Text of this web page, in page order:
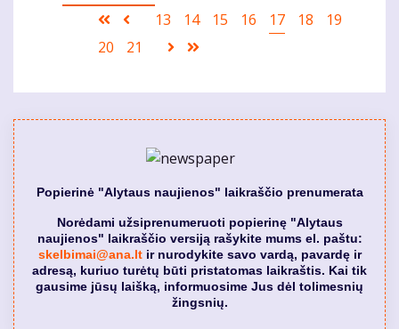
Pagination
First
page
Ankstesnis
puslapis
Puslapis
13 Puslapis
14 Puslapis
15 Puslapis
16
Current
17 Puslapis
18 Puslapis
19
Puslapis
20 Puslapis
21
Sekantis
Popierinė "Alytaus naujienos" laikraščio prenumerata
Norėdami užsiprenumeruoti popierinę "Alytaus
naujienos" laikraščio versiją rašykite mums el. paštu:
skelbimai@ana.ltir nurodykite savo vardą, pavardę ir
adresą, kuriuo turėtų būti pristatomas laikraštis. Kai tik
gausime jūsų laišką, informuosime Jus dėl tolimesnių
žingsnių.